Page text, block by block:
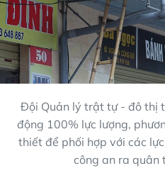
Đội Quản lý trật tự - đô thị
động 100% lực lượng,
thiết để phối hợp với các
công an ra quân